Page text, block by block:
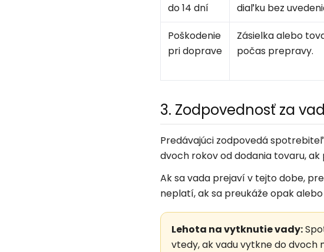
do 14 dní
diaľku bez
Poškodenie
pri doprave
Zásielka alebo
počas prepravy.
3. Zodpovednosť za
Predávajúci zodpovedá
dvoch rokov od dodania tovaru,
Ak sa vada prejaví v tejto dobe,
neplatí, ak sa preukáže opak
Lehota na vytknutie vady:
vtedy, ak vadu vytkne do dvoch